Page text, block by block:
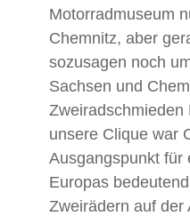
Motorradmuseum
Chemnitz, aber
sozusagen noch
Sachsen und
Zweiradschmieden
unsere Clique war
Ausgangspunkt für
Europas
Zweirädern auf der